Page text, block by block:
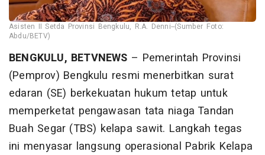
Asisten II Setda Provinsi Bengkulu, R.A. Denni--(Sumber Foto:
Abdu/BETV)
BENGKULU, BETVNEWS – Pemerintah Provinsi
(Pemprov) Bengkulu resmi menerbitkan surat
edaran (SE) berkekuatan hukum tetap untuk
memperketat pengawasan tata niaga Tandan
Buah Segar (TBS) kelapa sawit. Langkah tegas
ini menyasar langsung operasional Pabrik Kelapa